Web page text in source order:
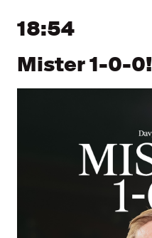
18:54
Mister 1-0-0!